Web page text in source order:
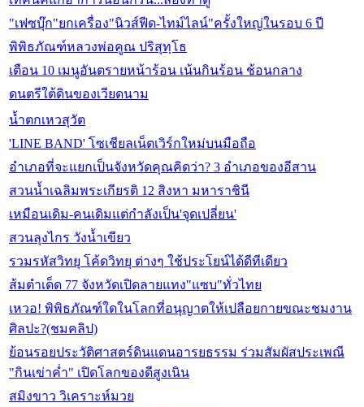
"เฟซบุ๊ก"ยกเครื่อง"นิวส์ฟีด-ไทม์ไลน์"ครั้งใหญ่ในรอบ 6 ปี
พิพิธภัณฑ์หลวงพ่อคูณ ปริสุทฺโธ
เตือน 10 เมนูอันตรายหน้าร้อน เน้นกินร้อน ช้อนกลาง
ดนตรีใต้ดินของเวียดนาม
น้ำตกเหวสุวัต
'LINE BAND' โซเชียลเน็ตเวิร์กใหม่บนมือถือ
อำเภอที่จะแยกเป็นจังหวัดคุณคิดว่า? 3 อำเภอของอีสาน
สวนน้ำเฉลิมพระเกียรติ 12 สิงหา มหาราชินี
เหมือนเดิม-คนเดิมแต่กำลังเป็น'จุดเปลี่ยน'
สวนลุงไกร วังน้ำเขียว
รวมรหัสวิทยุ โค้ดวิทยุ ต่างๆ ใช้ประโยน์ได้ดีทีเดียว
ส้มตำเด็ด 77 จังหวัดเปิดลายแทง"แซบ"ทั่วไทย
เหวอ! พิพิธภัณฑ์ใดในโลกที่อนุญาตให้เปลือยกายขณะชมงาน
ศิลปะ?(ชมคลิป)
ย้อนรอยประวัติศาสตร์ดินแดนอารยธรรม ร่วมสัมผัสประเพณี
"กินเข่าค่ำ" เปิดโลกของดีสูงเนิน
สมิงขาว วิเคราะห์มวย